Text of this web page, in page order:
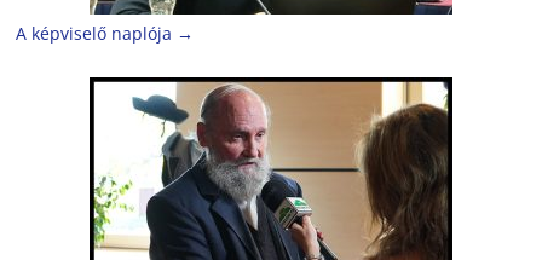
A képviselő naplója →